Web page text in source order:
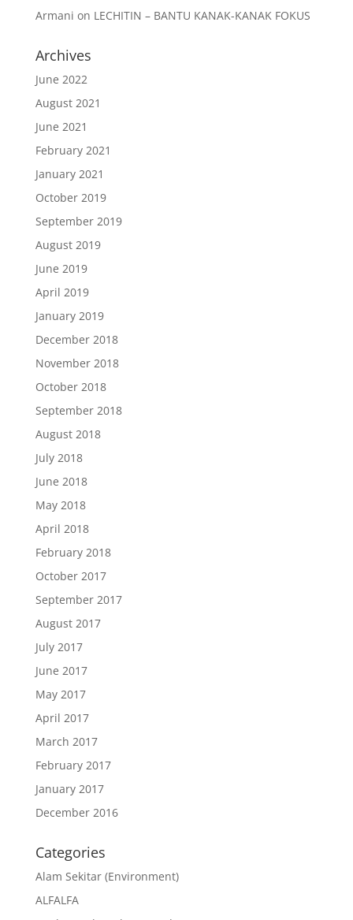
Armani on LECHITIN – BANTU KANAK-KANAK FOKUS
Archives
June 2022
August 2021
June 2021
February 2021
January 2021
October 2019
September 2019
August 2019
June 2019
April 2019
January 2019
December 2018
November 2018
October 2018
September 2018
August 2018
July 2018
June 2018
May 2018
April 2018
February 2018
October 2017
September 2017
August 2017
July 2017
June 2017
May 2017
April 2017
March 2017
February 2017
January 2017
December 2016
Categories
Alam Sekitar (Environment)
ALFALFA